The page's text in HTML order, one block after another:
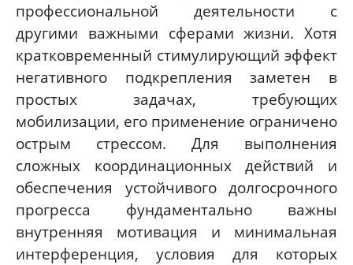
профессиональной деятельности с
другими важными сферами жизни. Хотя
кратковременный стимулирующий эффект
негативного подкрепления заметен в
простых задачах, требующих
мобилизации, его применение ограничено
острым стрессом. Для выполнения
сложных координационных действий и
обеспечения устойчивого долгосрочного
прогресса фундаментально важны
внутренняя мотивация и минимальная
интерференция, условия для которых